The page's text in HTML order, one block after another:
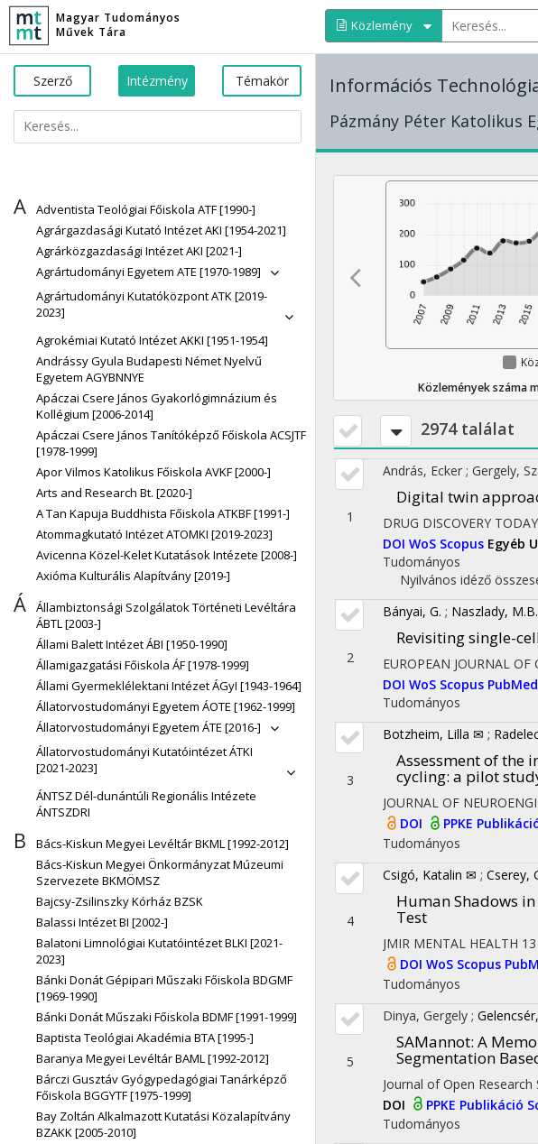
Magyar Tudományos
Művek Tára
Közlemény
Szerző Intézmény Témakör
A
Adventista Teológiai Főiskola ATF [1990-]
Agrárgazdasági Kutató Intézet AKI [1954-2021]
Agrárközgazdasági Intézet AKI [2021-]
Agrártudományi Egyetem ATE [1970-1989]
Agrártudományi Kutatóközpont ATK [2019-
2023]
Agrokémiai Kutató Intézet AKKI [1951-1954]
Andrássy Gyula Budapesti Német Nyelvű
Egyetem AGYBNNYE
Apáczai Csere János Gyakorlógimnázium és
Kollégium [2006-2014]
Apáczai Csere János Tanítóképző Főiskola ACSJTF
[1978-1999]
Apor Vilmos Katolikus Főiskola AVKF [2000-]
Arts and Research Bt. [2020-]
A Tan Kapuja Buddhista Főiskola ATKBF [1991-]
Atommagkutató Intézet ATOMKI [2019-2023]
Avicenna Közel-Kelet Kutatások Intézete [2008-]
Axióma Kulturális Alapítvány [2019-]
Á
Állambiztonsági Szolgálatok Történeti Levéltára
ÁBTL [2003-]
Állami Balett Intézet ÁBI [1950-1990]
Államigazgatási Főiskola ÁF [1978-1999]
Állami Gyermeklélektani Intézet ÁGyI [1943-1964]
Állatorvostudományi Egyetem ÁOTE [1962-1999]
Állatorvostudományi Egyetem ÁTE [2016-]
Állatorvostudományi Kutatóintézet ÁTKI
[2021-2023]
ÁNTSZ Dél-dunántúli Regionális Intézete
ÁNTSZDRI
B
Bács-Kiskun Megyei Levéltár BKML [1992-2012]
Bács-Kiskun Megyei Önkormányzat Múzeumi
Szervezete BKMÖMSZ
Bajcsy-Zsilinszky Kórház BZSK
Balassi Intézet BI [2002-]
Balatoni Limnológiai Kutatóintézet BLKI [2021-
2023]
Bánki Donát Gépipari Műszaki Főiskola BDGMF
[1969-1990]
Bánki Donát Műszaki Főiskola BDMF [1991-1999]
Baptista Teológiai Akadémia BTA [1995-]
Baranya Megyei Levéltár BAML [1992-2012]
Bárczi Gusztáv Gyógypedagógiai Tanárképző
Főiskola BGGYTF [1975-1999]
Bay Zoltán Alkalmazott Kutatási Közalapítvány
BZAKK [2005-2010]
Információs
Pázmány Péter Katolikus
Közlemények száma
2974 találat
1
András, Ecker ; Gergely,
Digital twin
DRUG DISCOVERY TODAY
DOI WoS Scopus Egyéb
Tudományos
Nyilvános idéző
2
Bányai, G. ; Naszlady, M.B.
Revisiting single-
EUROPEAN JOURNAL OF
DOI WoS Scopus PubMed
Tudományos
3
Botzheim, Lilla ✉ ;
Assessment of the
cycling: a pilot
JOURNAL OF
DOI
PPKE
Tudományos
4
Csigó, Katalin ✉ ; Cserey,
Human Shadows
Test
JMIR MENTAL HEALTH 13
DOI WoS Scopus
Tudományos
5
Dinya, Gergely ;
SAMannot: A
Segmentation
Journal of Open Research
DOI
PPKE Publikáció
Tudományos